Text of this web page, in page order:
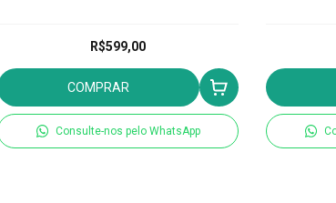
R$599,00
COMPRAR
Consulte-nos pelo WhatsApp